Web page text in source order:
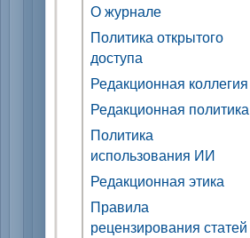
О журнале
Политика открытого
доступа
Редакционная коллегия
Редакционная политика
Политика
использования ИИ
Редакционная этика
Правила
рецензирования статей